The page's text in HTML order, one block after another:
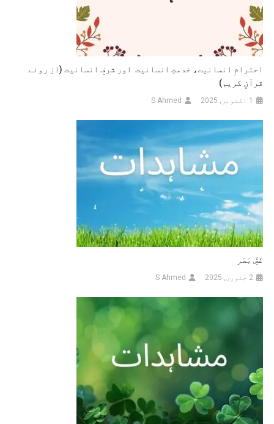
احترامِ انسانیت، خدمتِ انسانیت اور شرفِ انسانیت (از روئے
قرآنِ کریم)
1 اکتوبر, 2025 S Ahmed
غَضِّ بَصَر
2 جنوری, 2025 S Ahmed